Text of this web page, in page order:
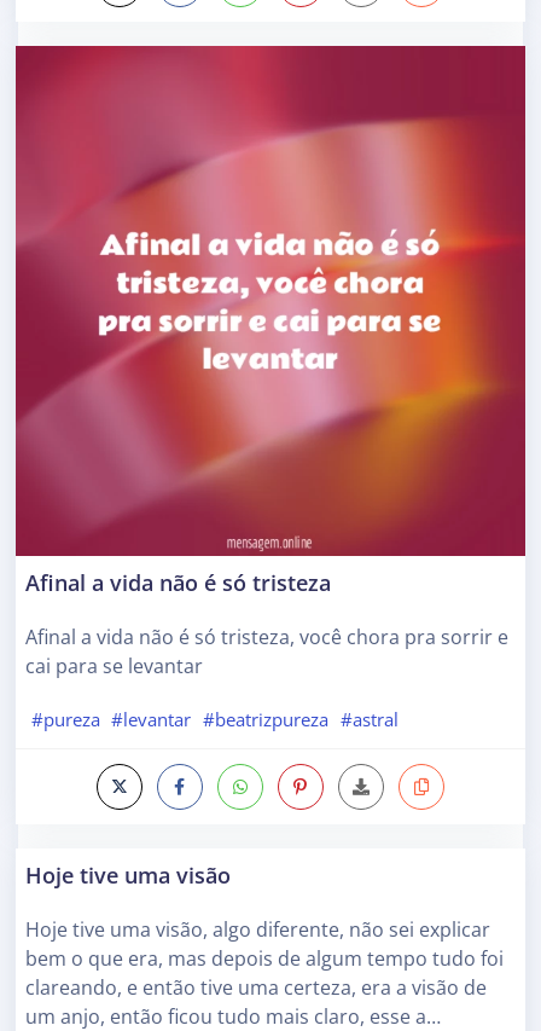
Afinal a vida não é só tristeza
Afinal a vida não é só tristeza, você chora pra sorrir e
cai para se levantar
#pureza #levantar #beatrizpureza #astral
Hoje tive uma visão
Hoje tive uma visão, algo diferente, não sei explicar
bem o que era, mas depois de algum tempo tudo foi
clareando, e então tive uma certeza, era a visão de
um anjo, então ficou tudo mais claro, esse a…